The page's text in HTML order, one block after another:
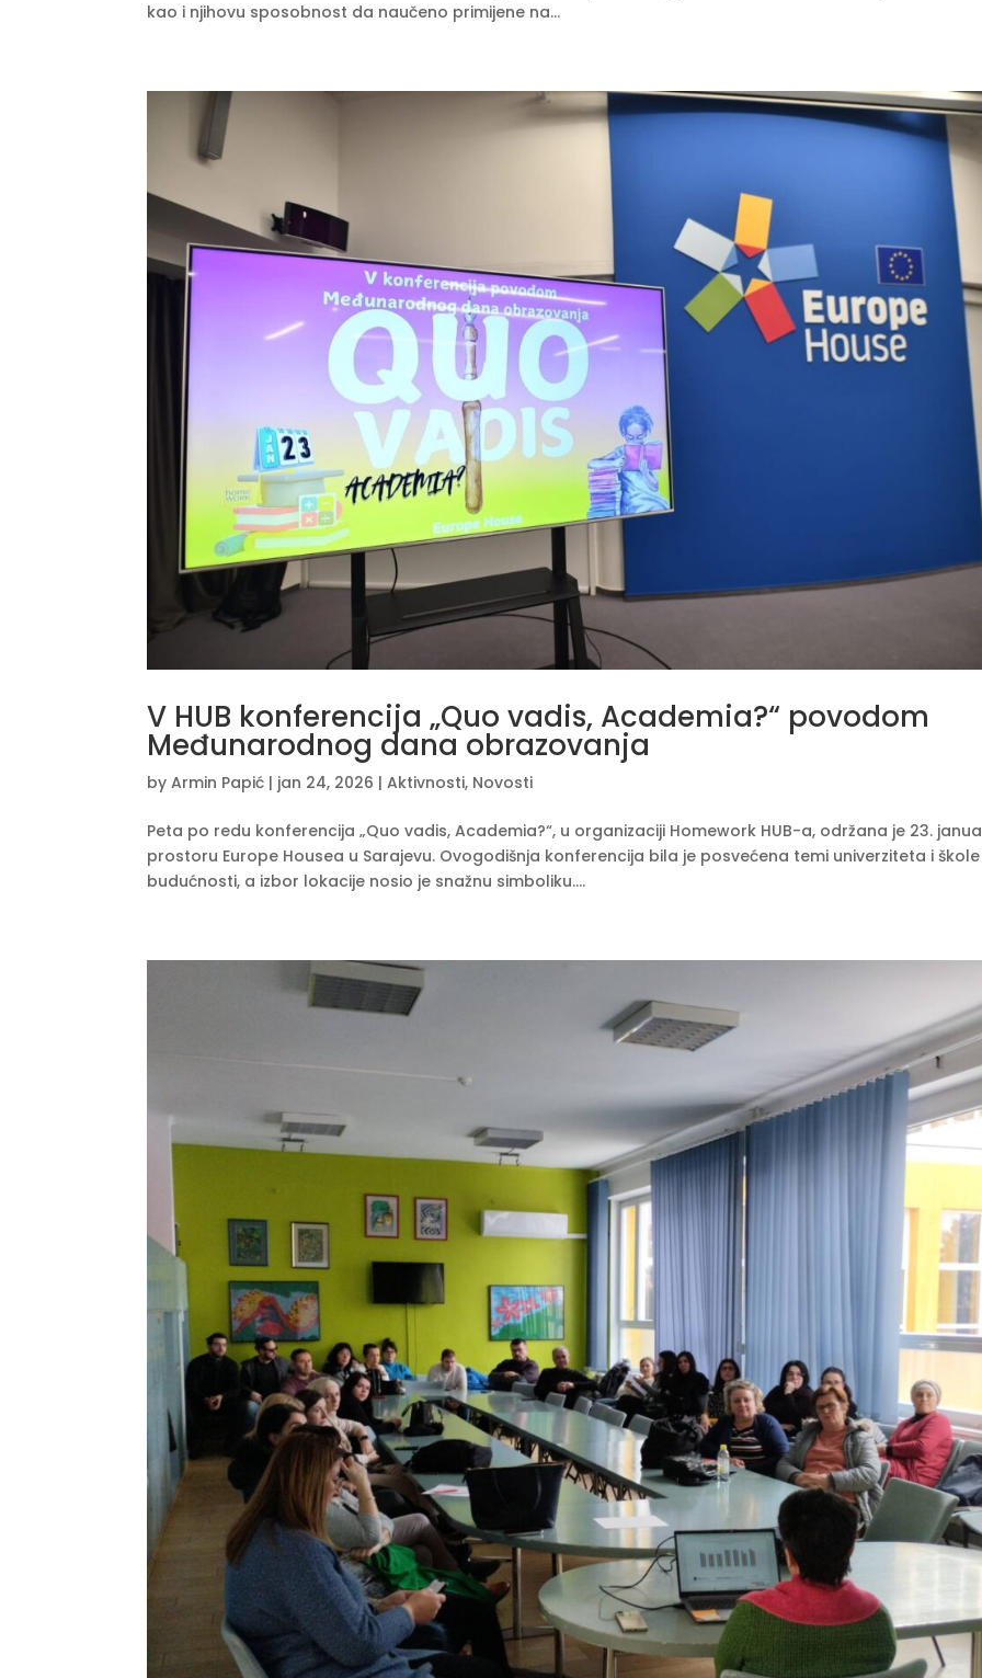
kao i njihovu sposobnost da naučeno primijene na...
V HUB konferencija „Quo vadis, Academia?“ povodom
Međunarodnog dana obrazovanja
byArmin Papić | jan 24, 2026 |Aktivnosti, Novosti
Peta po redu konferencija „Quo vadis, Academia?“, u organizaciji Homework HUB-a, održana je 23.
prostoru Europe Housea u Sarajevu. Ovogodišnja konferencija bila je posvećena temi univerziteta i škole
budućnosti, a izbor lokacije nosio je snažnu simboliku....